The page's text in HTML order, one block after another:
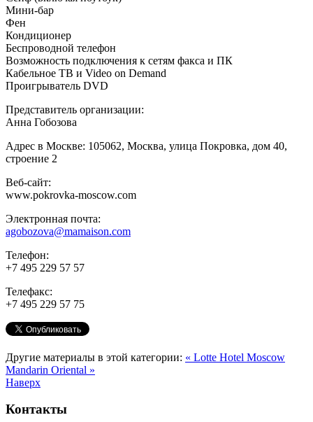
Мини-бар
Фен
Кондиционер
Беспроводной телефон
Возможность подключения к сетям факса и ПК
Кабельное TВ и Video on Demand
Проигрыватель DVD
Представитель организации:
Анна Гобозова
Адрес в Москве: 105062, Москва, улица Покровка, дом 40,
строение 2
Веб-сайт:
www.pokrovka-moscow.com
Электронная почта:
agobozova@mamaison.com
Телефон:
+7 495 229 57 57
Телефакс:
+7 495 229 57 75
Другие материалы в этой категории: « Lotte Hotel Moscow
Mandarin Oriental »
Наверх
Контакты